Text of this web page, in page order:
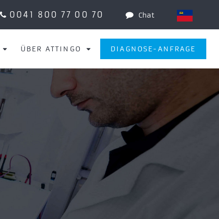
0041 800 77 00 70 Chat
ÜBER ATTINGO DIAGNOSE-ANFRAGE